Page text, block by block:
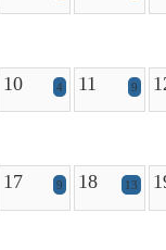
10 4 11 9
17 9 18 13